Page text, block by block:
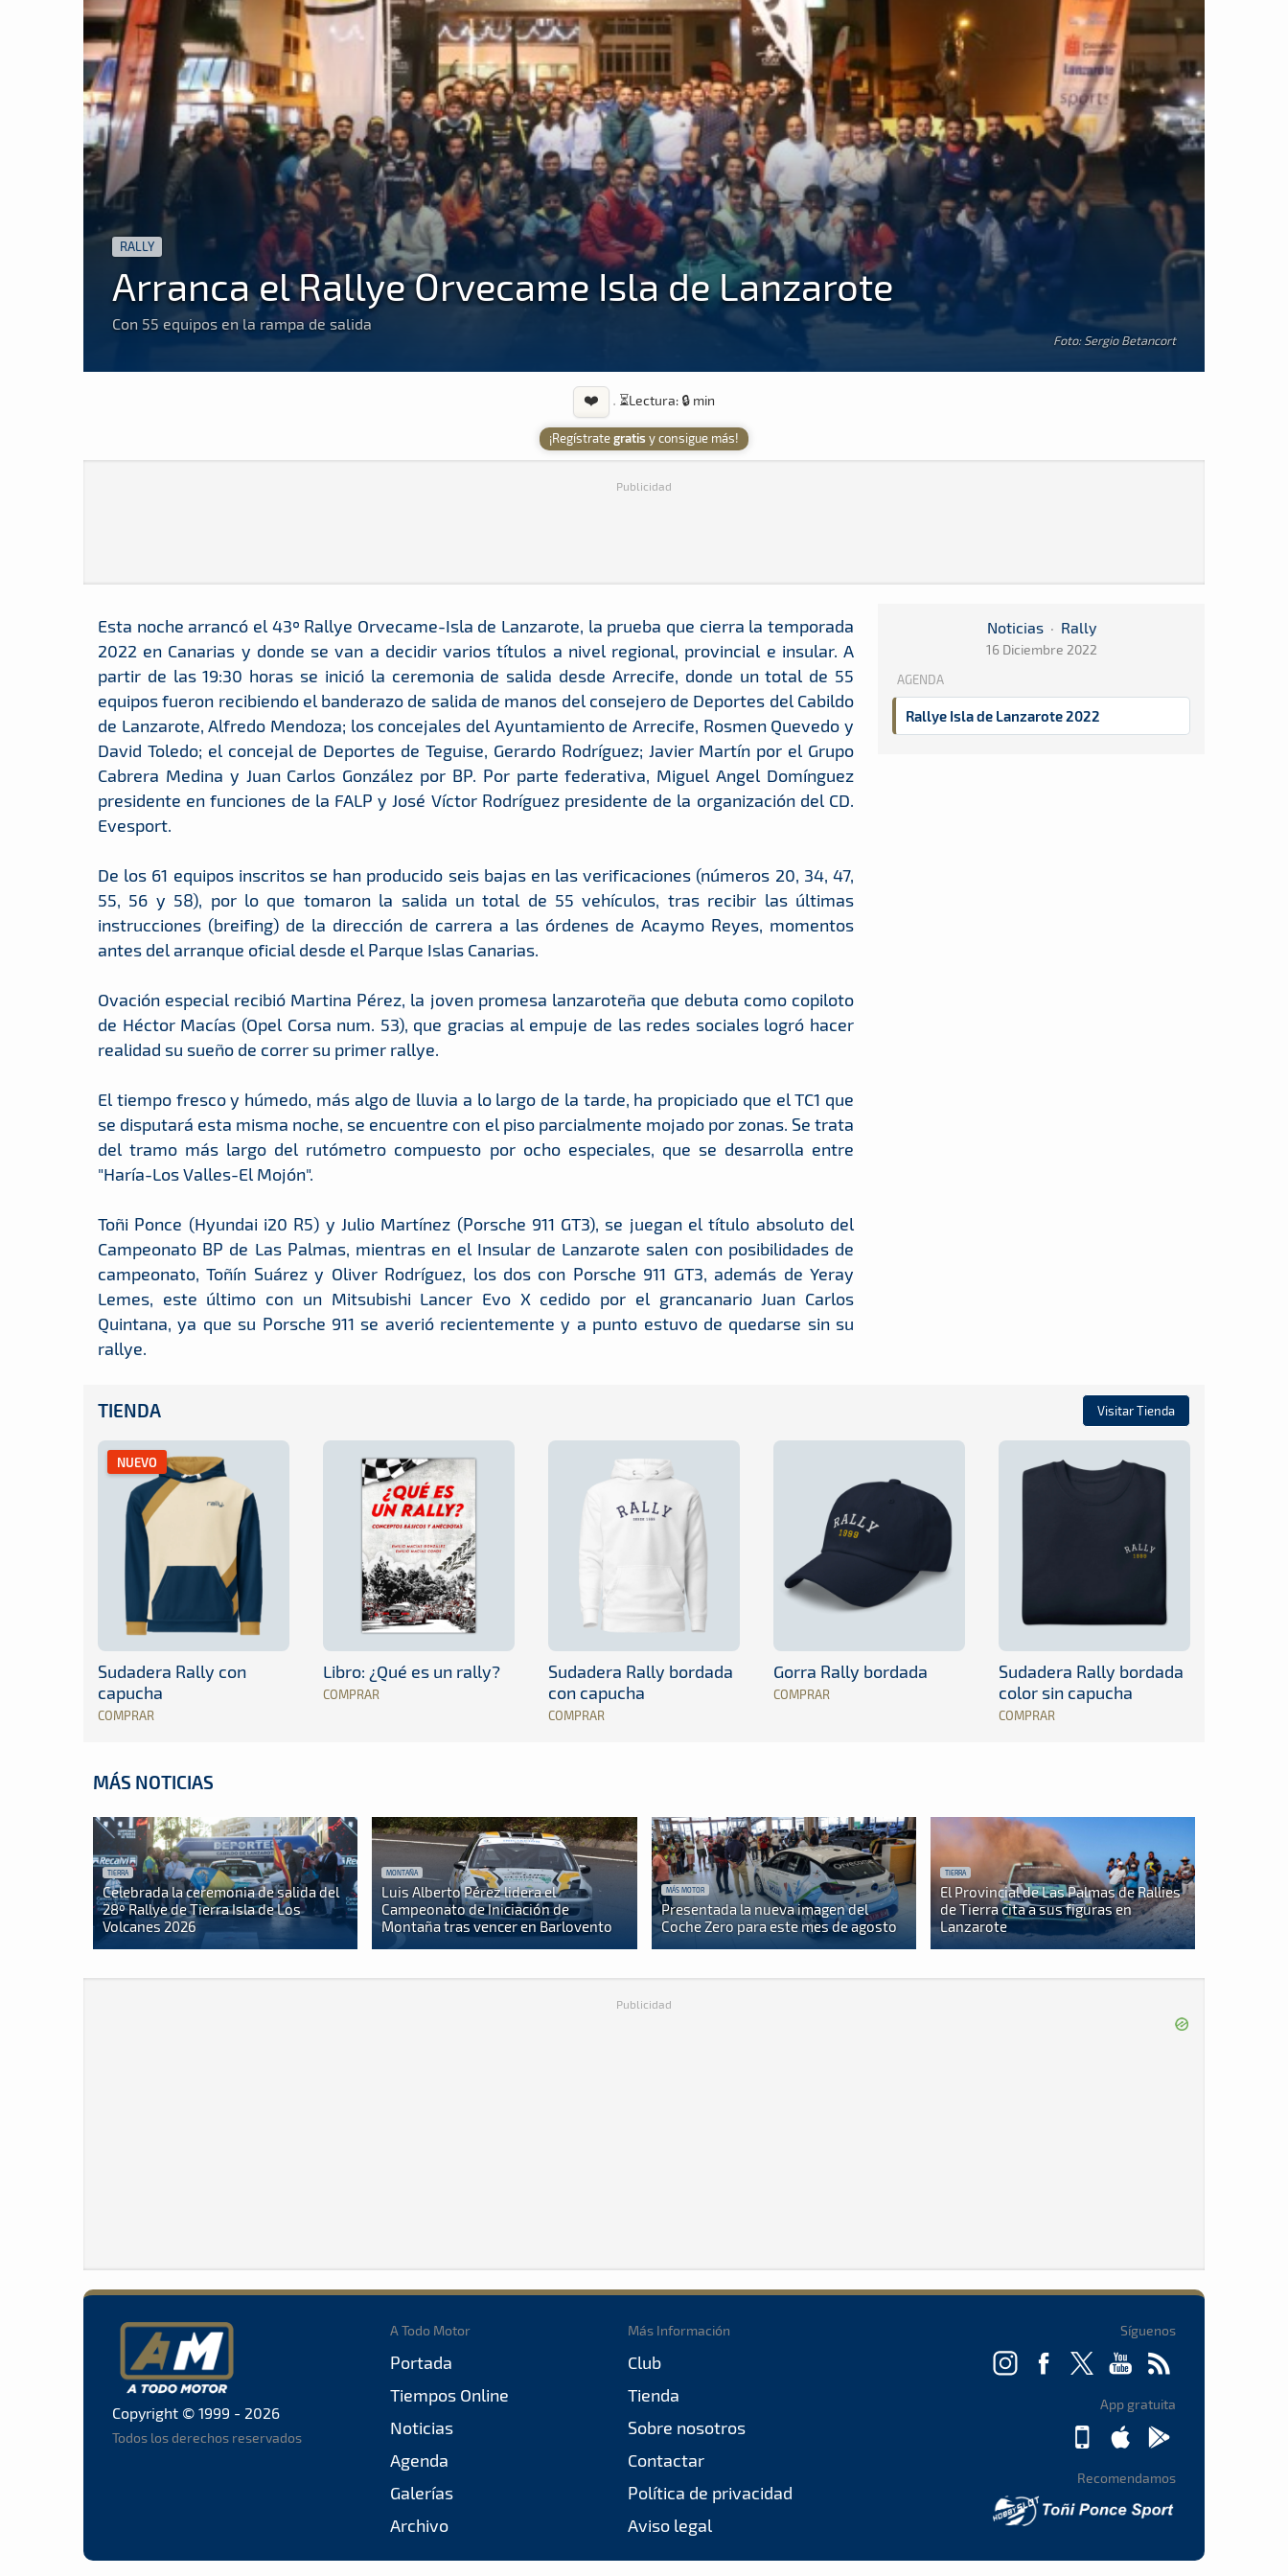
RALLY
Arranca el Rallye Orvecame Isla de Lanzarote
Con 55 equipos en la rampa de salida
Foto: Sergio Betancort
❤️ · ⏳Lectura: 🔒 min
¡Regístrategratis y consigue más!
Publicidad
Noticias · Rally
16 Diciembre 2022
AGENDA
Rallye Isla de Lanzarote 2022
Esta noche arrancó el 43º Rallye Orvecame-Isla de Lanzarote, la prueba que cierra la temporada
2022 en Canarias y donde se van a decidir varios títulos a nivel regional, provincial e insular. A
partir de las 19:30 horas se inició la ceremonia de salida desde Arrecife, donde un total de 55
equipos fueron recibiendo el banderazo de salida de manos del consejero de Deportes del Cabildo
de Lanzarote, Alfredo Mendoza; los concejales del Ayuntamiento de Arrecife, Rosmen Quevedo y
David Toledo; el concejal de Deportes de Teguise, Gerardo Rodríguez; Javier Martín por el Grupo
Cabrera Medina y Juan Carlos González por BP. Por parte federativa, Miguel Angel Domínguez
presidente en funciones de la FALP y José Víctor Rodríguez presidente de la organización del CD.
Evesport.
De los 61 equipos inscritos se han producido seis bajas en las verificaciones (números 20, 34, 47,
55, 56 y 58), por lo que tomaron la salida un total de 55 vehículos, tras recibir las últimas
instrucciones (breifing) de la dirección de carrera a las órdenes de Acaymo Reyes, momentos
antes del arranque oficial desde el Parque Islas Canarias.
Ovación especial recibió Martina Pérez, la joven promesa lanzaroteña que debuta como copiloto
de Héctor Macías (Opel Corsa num. 53), que gracias al empuje de las redes sociales logró hacer
realidad su sueño de correr su primer rallye.
El tiempo fresco y húmedo, más algo de lluvia a lo largo de la tarde, ha propiciado que el TC1 que
se disputará esta misma noche, se encuentre con el piso parcialmente mojado por zonas. Se trata
del tramo más largo del rutómetro compuesto por ocho especiales, que se desarrolla entre
"Haría-Los Valles-El Mojón".
Toñi Ponce (Hyundai i20 R5) y Julio Martínez (Porsche 911 GT3), se juegan el título absoluto del
Campeonato BP de Las Palmas, mientras en el Insular de Lanzarote salen con posibilidades de
campeonato, Toñín Suárez y Oliver Rodríguez, los dos con Porsche 911 GT3, además de Yeray
Lemes, este último con un Mitsubishi Lancer Evo X cedido por el grancanario Juan Carlos
Quintana, ya que su Porsche 911 se averió recientemente y a punto estuvo de quedarse sin su
rallye.
TIENDA Visitar Tienda
NUEVO
Sudadera Rally con
capucha
COMPRAR
Libro: ¿Qué es un rally?
COMPRAR
Sudadera Rally bordada
con capucha
COMPRAR
Gorra Rally bordada
COMPRAR
Sudadera Rally bordada
color sin capucha
COMPRAR
MÁS NOTICIAS
TIERRA
Celebrada la ceremonia de salida del
28º Rallye de Tierra Isla de Los
Volcanes 2026
MONTAÑA
Luis Alberto Pérez lidera el
Campeonato de Iniciación de
Montaña tras vencer en Barlovento
MÁS MOTOR
Presentada la nueva imagen del
Coche Zero para este mes de agosto
TIERRA
El Provincial de Las Palmas de Rallies
de Tierra cita a sus figuras en
Lanzarote
Publicidad
Copyright © 1999 - 2026
Todos los derechos reservados
A Todo Motor
Portada
Tiempos Online
Noticias
Agenda
Galerías
Archivo
Más Información
Club
Tienda
Sobre nosotros
Contactar
Política de privacidad
Aviso legal
Síguenos
App gratuita
Recomendamos